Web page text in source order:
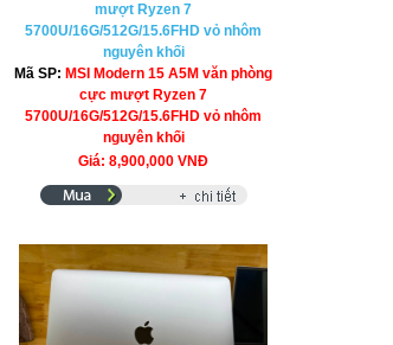
mượt Ryzen 7
5700U/16G/512G/15.6FHD vỏ nhôm
nguyên khối
Mã SP: MSI Modern 15 A5M văn phòng
cực mượt Ryzen 7
5700U/16G/512G/15.6FHD vỏ nhôm
nguyên khối
Giá: 8,900,000 VNĐ